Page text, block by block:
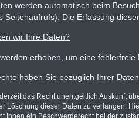
werden automatisch beim
Seitenaufrufs). Die Erfassung
wir Ihre Daten?
erhoben, um eine
haben Sie bezüglich Ihrer
das Recht unentgeltlich Auskunft
Löschung dieser Daten zu verlangen.
Ihnen ein Beschwerderecht bei der